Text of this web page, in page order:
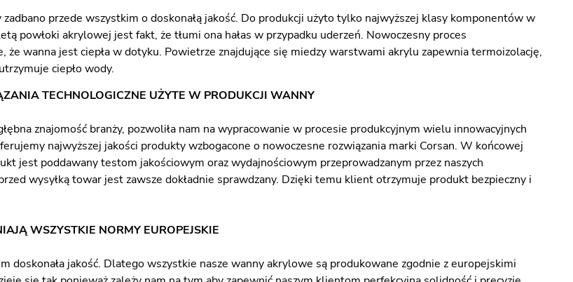
przede wszystkim o doskonałą jakość. Do produkcji użyto tylko najwyższej klasy komponentów w
powłoki akrylowej jest fakt, że tłumi ona hałas w przypadku uderzeń. Nowoczesny proces
że wanna jest ciepła w dotyku. Powietrze znajdujące się miedzy warstwami akrylu zapewnia termoizolację,
ciepło wody.
TECHNOLOGICZNE UŻYTE W PRODUKCJI WANNY
znajomość branży, pozwoliła nam na wypracowanie w procesie produkcyjnym wielu innowacyjnych
najwyższej jakości produkty wzbogacone o nowoczesne rozwiązania marki Corsan. W końcowej
jest poddawany testom jakościowym oraz wydajnościowym przeprowadzanym przez naszych
wysyłką towar jest zawsze dokładnie sprawdzany. Dzięki temu klient otrzymuje produkt bezpieczny i
WSZYSTKIE NORMY EUROPEJSKIE
doskonała jakość. Dlatego wszystkie nasze wanny akrylowe są produkowane zgodnie z europejskimi